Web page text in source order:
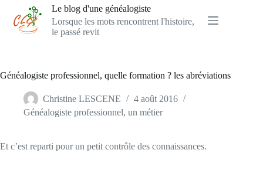
contenu
Le blog d'une généalogiste
Lorsque les mots rencontrent l'histoire,
le passé revit
Généalogiste professionnel, quelle formation ? les abréviations
Christine LESCENE
4 août 2016
Généalogiste professionnel, un métier
Et c’est reparti pour un petit contrôle des connaissances.